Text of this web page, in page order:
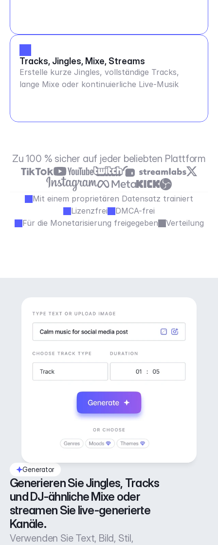
Tracks, Jingles, Mixe, Streams
Erstelle kurze Jingles, vollständige Tracks,
lange Mixe oder kontinuierliche Live-Musik
Zu 100 % sicher auf jeder beliebten Plattform
Mit einem proprietären Datensatz trainiert
Lizenzfrei
DMCA-frei
Für die Monetarisierung freigegeben
Verteilung
Generator
Generieren Sie Jingles, Tracks
und DJ-ähnliche Mixe oder
streamen Sie live-generierte
Kanäle.
Verwenden Sie Text, Bild, Stil,